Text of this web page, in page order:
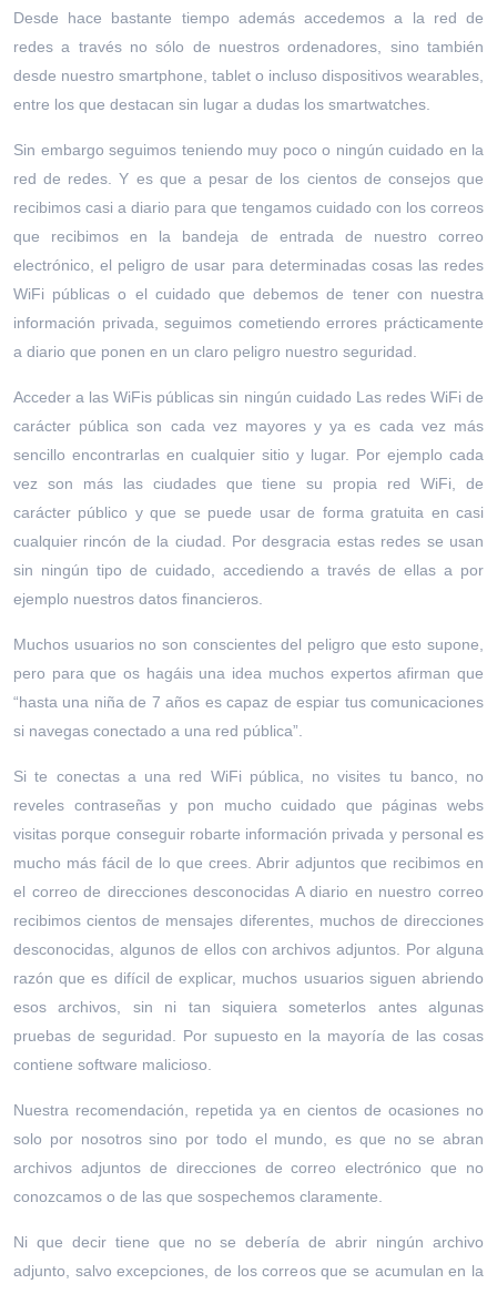
Desde hace bastante tiempo además accedemos a la red de
redes a través no sólo de nuestros ordenadores, sino también
desde nuestro smartphone, tablet o incluso dispositivos wearables,
entre los que destacan sin lugar a dudas los smartwatches.
Sin embargo seguimos teniendo muy poco o ningún cuidado en la
red de redes. Y es que a pesar de los cientos de consejos que
recibimos casi a diario para que tengamos cuidado con los correos
que recibimos en la bandeja de entrada de nuestro correo
electrónico, el peligro de usar para determinadas cosas las redes
WiFi públicas o el cuidado que debemos de tener con nuestra
información privada, seguimos cometiendo errores prácticamente
a diario que ponen en un claro peligro nuestro seguridad.
Acceder a las WiFis públicas sin ningún cuidado Las redes WiFi de
carácter pública son cada vez mayores y ya es cada vez más
sencillo encontrarlas en cualquier sitio y lugar. Por ejemplo cada
vez son más las ciudades que tiene su propia red WiFi, de
carácter público y que se puede usar de forma gratuita en casi
cualquier rincón de la ciudad. Por desgracia estas redes se usan
sin ningún tipo de cuidado, accediendo a través de ellas a por
ejemplo nuestros datos financieros.
Muchos usuarios no son conscientes del peligro que esto supone,
pero para que os hagáis una idea muchos expertos afirman que
“hasta una niña de 7 años es capaz de espiar tus comunicaciones
si navegas conectado a una red pública”.
Si te conectas a una red WiFi pública, no visites tu banco, no
reveles contraseñas y pon mucho cuidado que páginas webs
visitas porque conseguir robarte información privada y personal es
mucho más fácil de lo que crees. Abrir adjuntos que recibimos en
el correo de direcciones desconocidas A diario en nuestro correo
recibimos cientos de mensajes diferentes, muchos de direcciones
desconocidas, algunos de ellos con archivos adjuntos. Por alguna
razón que es difícil de explicar, muchos usuarios siguen abriendo
esos archivos, sin ni tan siquiera someterlos antes algunas
pruebas de seguridad. Por supuesto en la mayoría de las cosas
contiene software malicioso.
Nuestra recomendación, repetida ya en cientos de ocasiones no
solo por nosotros sino por todo el mundo, es que no se abran
archivos adjuntos de direcciones de correo electrónico que no
conozcamos o de las que sospechemos claramente.
Ni que decir tiene que no se debería de abrir ningún archivo
adjunto, salvo excepciones, de los correos que se acumulan en la